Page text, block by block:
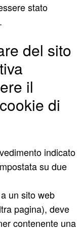
stato
del sito
il
di
indicato
su due
un sito web
pagina), deve
contenente una